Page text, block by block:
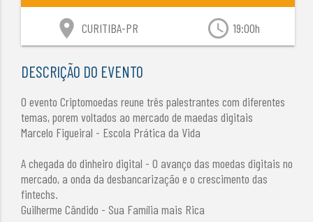
access_time 19:00h
location_on CURITIBA-PR
DESCRIÇÃO DO EVENTO
O evento Criptomoedas reune três palestrantes com diferentes
temas, porem voltados ao mercado de maedas digitais
Marcelo Figueiral - Escola Prática da Vida
A chegada do dinheiro digital - O avanço das moedas digitais no
mercado, a onda da desbancarização e o crescimento das
fintechs.
Guilherme Cândido - Sua Família mais Rica